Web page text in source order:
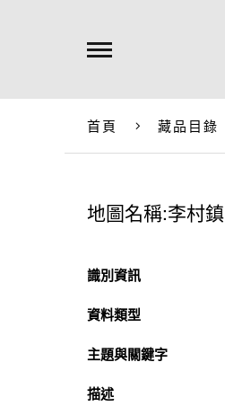
首頁 藏品目錄
地圖名稱:李村鎮
識別資訊
資料類型
主題與關鍵字
描述